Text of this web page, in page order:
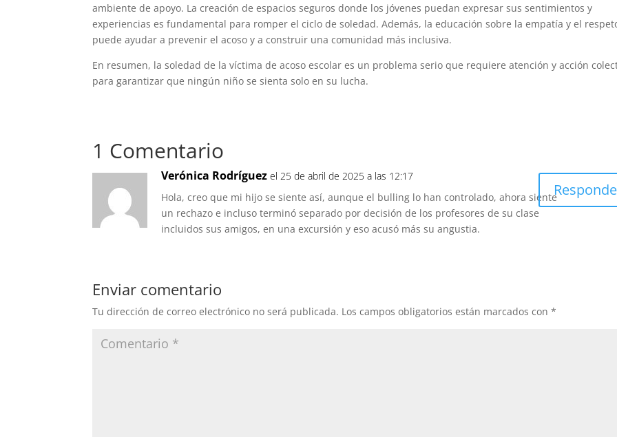
ambiente de apoyo. La creación de espacios seguros donde los jóvenes puedan expresar sus sentimientos y
experiencias es fundamental para romper el ciclo de soledad. Además, la educación sobre la empatía y el
puede ayudar a prevenir el acoso y a construir una comunidad más inclusiva.
En resumen, la soledad de la víctima de acoso escolar es un problema serio que requiere atención y acción
para garantizar que ningún niño se sienta solo en su lucha.
1 Comentario
Verónica Rodríguez el 25 de abril de 2025 a las 12:17
Hola, creo que mi hijo se siente así, aunque el bulling lo han controlado, ahora siente
un rechazo e incluso terminó separado por decisión de los profesores de su clase
incluidos sus amigos, en una excursión y eso acusó más su angustia.
Enviar comentario
Tu dirección de correo electrónico no será publicada. Los campos obligatorios están marcados con*